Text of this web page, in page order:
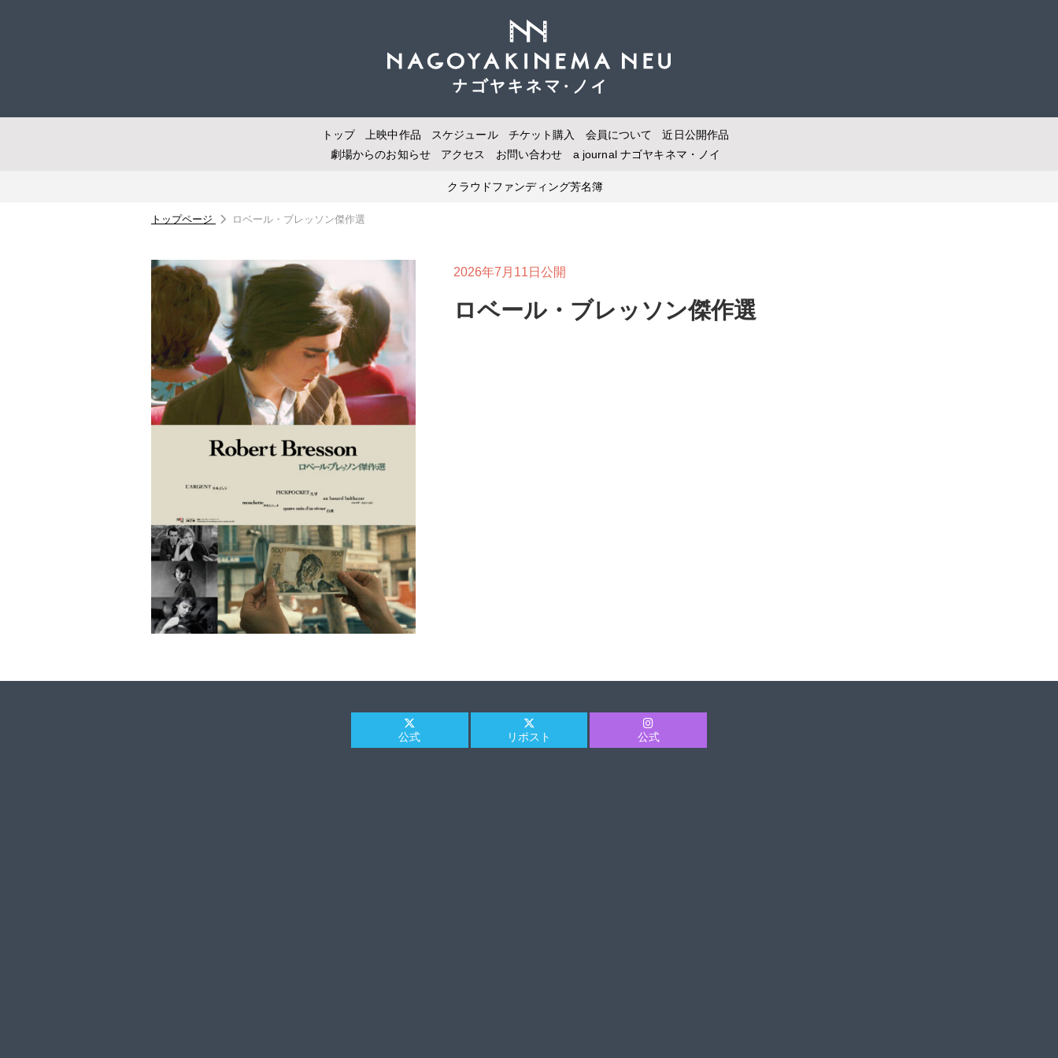
トップ 上映中作品 スケジュール チケット購入 会員について
近日公開作品
劇場からのお知らせ
アクセス お問い合わせ a journal ナゴヤキネマ・ノイ
クラウドファンディング芳名簿
トップページ ロベール・ブレッソン傑作選
2026年7月11日公開
ロベール・ブレッソン傑作選
公式 リポスト 公式